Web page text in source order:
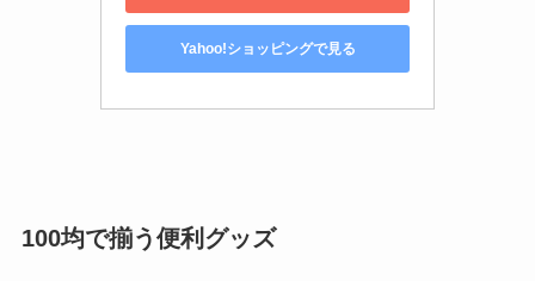
Yahoo!ショッピングで見る
100均で揃う便利グッズ